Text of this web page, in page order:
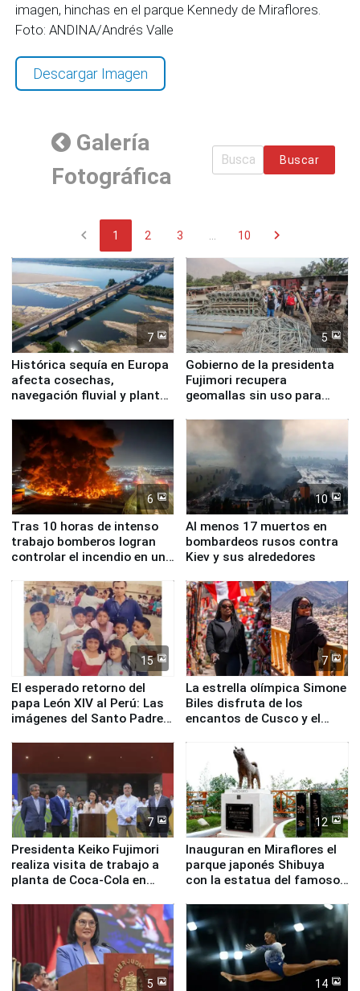
imagen, hinchas en el parque Kennedy de Miraflores.
Foto: ANDINA/Andrés Valle
Descargar Imagen
Galería
Fotográfica
Buscar
chevron_left 1 2 3 10 chevron_right
7
Histórica sequía en Europa
afecta cosechas,
navegación fluvial y plantas
5
Gobierno de la presidenta
Fujimori recupera
geomallas sin uso para
Fenómeno El Niño
6
Tras 10 horas de intenso
trabajo bomberos logran
controlar el incendio en una
de Chile
10
Al menos 17 muertos en
bombardeos rusos contra
Kiev y sus alrededores
15
El esperado retorno del
papa León XIV al Perú: Las
imágenes del Santo Padre
7
La estrella olímpica Simone
Biles disfruta de los
encantos de Cusco y el
7
Presidenta Keiko Fujimori
realiza visita de trabajo a
planta de Coca-Cola en
12
Inauguran en Miraflores el
parque japonés Shibuya
con la estatua del famoso
5 14